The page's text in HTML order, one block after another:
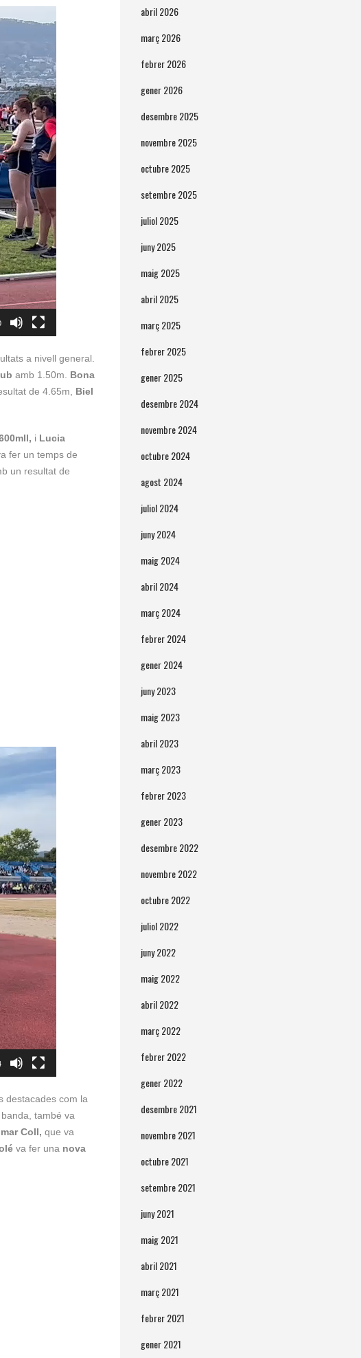
a nivell general.
amb 1.50m. Bona
de 4.65m, Biel
i Lucia
fer un temps de
un resultat de
destacades com la
també va
Coll, que va
va fer una nova
abril 2026
març 2026
febrer 2026
gener 2026
desembre 2025
novembre 2025
octubre 2025
setembre 2025
juliol 2025
juny 2025
maig 2025
abril 2025
març 2025
febrer 2025
gener 2025
desembre 2024
novembre 2024
octubre 2024
agost 2024
juliol 2024
juny 2024
maig 2024
abril 2024
març 2024
febrer 2024
gener 2024
juny 2023
maig 2023
abril 2023
març 2023
febrer 2023
gener 2023
desembre 2022
novembre 2022
octubre 2022
juliol 2022
juny 2022
maig 2022
abril 2022
març 2022
febrer 2022
gener 2022
desembre 2021
novembre 2021
octubre 2021
setembre 2021
juny 2021
maig 2021
abril 2021
març 2021
febrer 2021
gener 2021